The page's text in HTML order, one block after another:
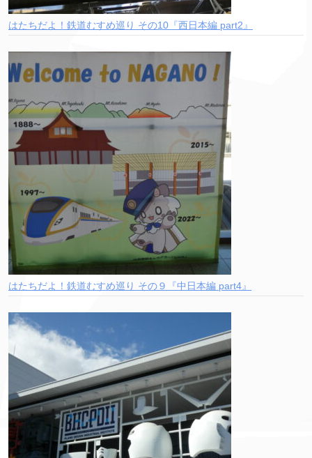
はたちだよ！鉄道むすめ巡り その10『西日本編 part2』
はたちだよ！鉄道むすめ巡り その９『中日本編 part4』